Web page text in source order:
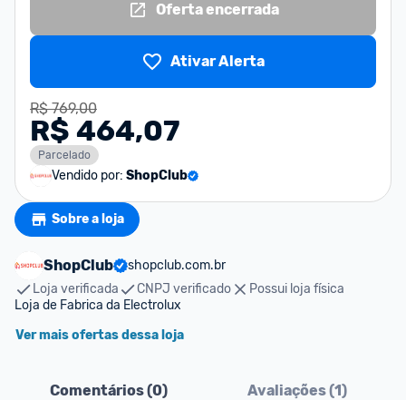
Oferta encerrada
Ativar Alerta
R$ 769,00
R$ 464,07
Parcelado
Vendido por: ShopClub
Sobre a loja
ShopClub
shopclub.com.br
Loja verificada
CNPJ verificado
Possui loja física
Loja de Fabrica da Electrolux
Ver mais ofertas dessa loja
Comentários (0) Avaliações (1)